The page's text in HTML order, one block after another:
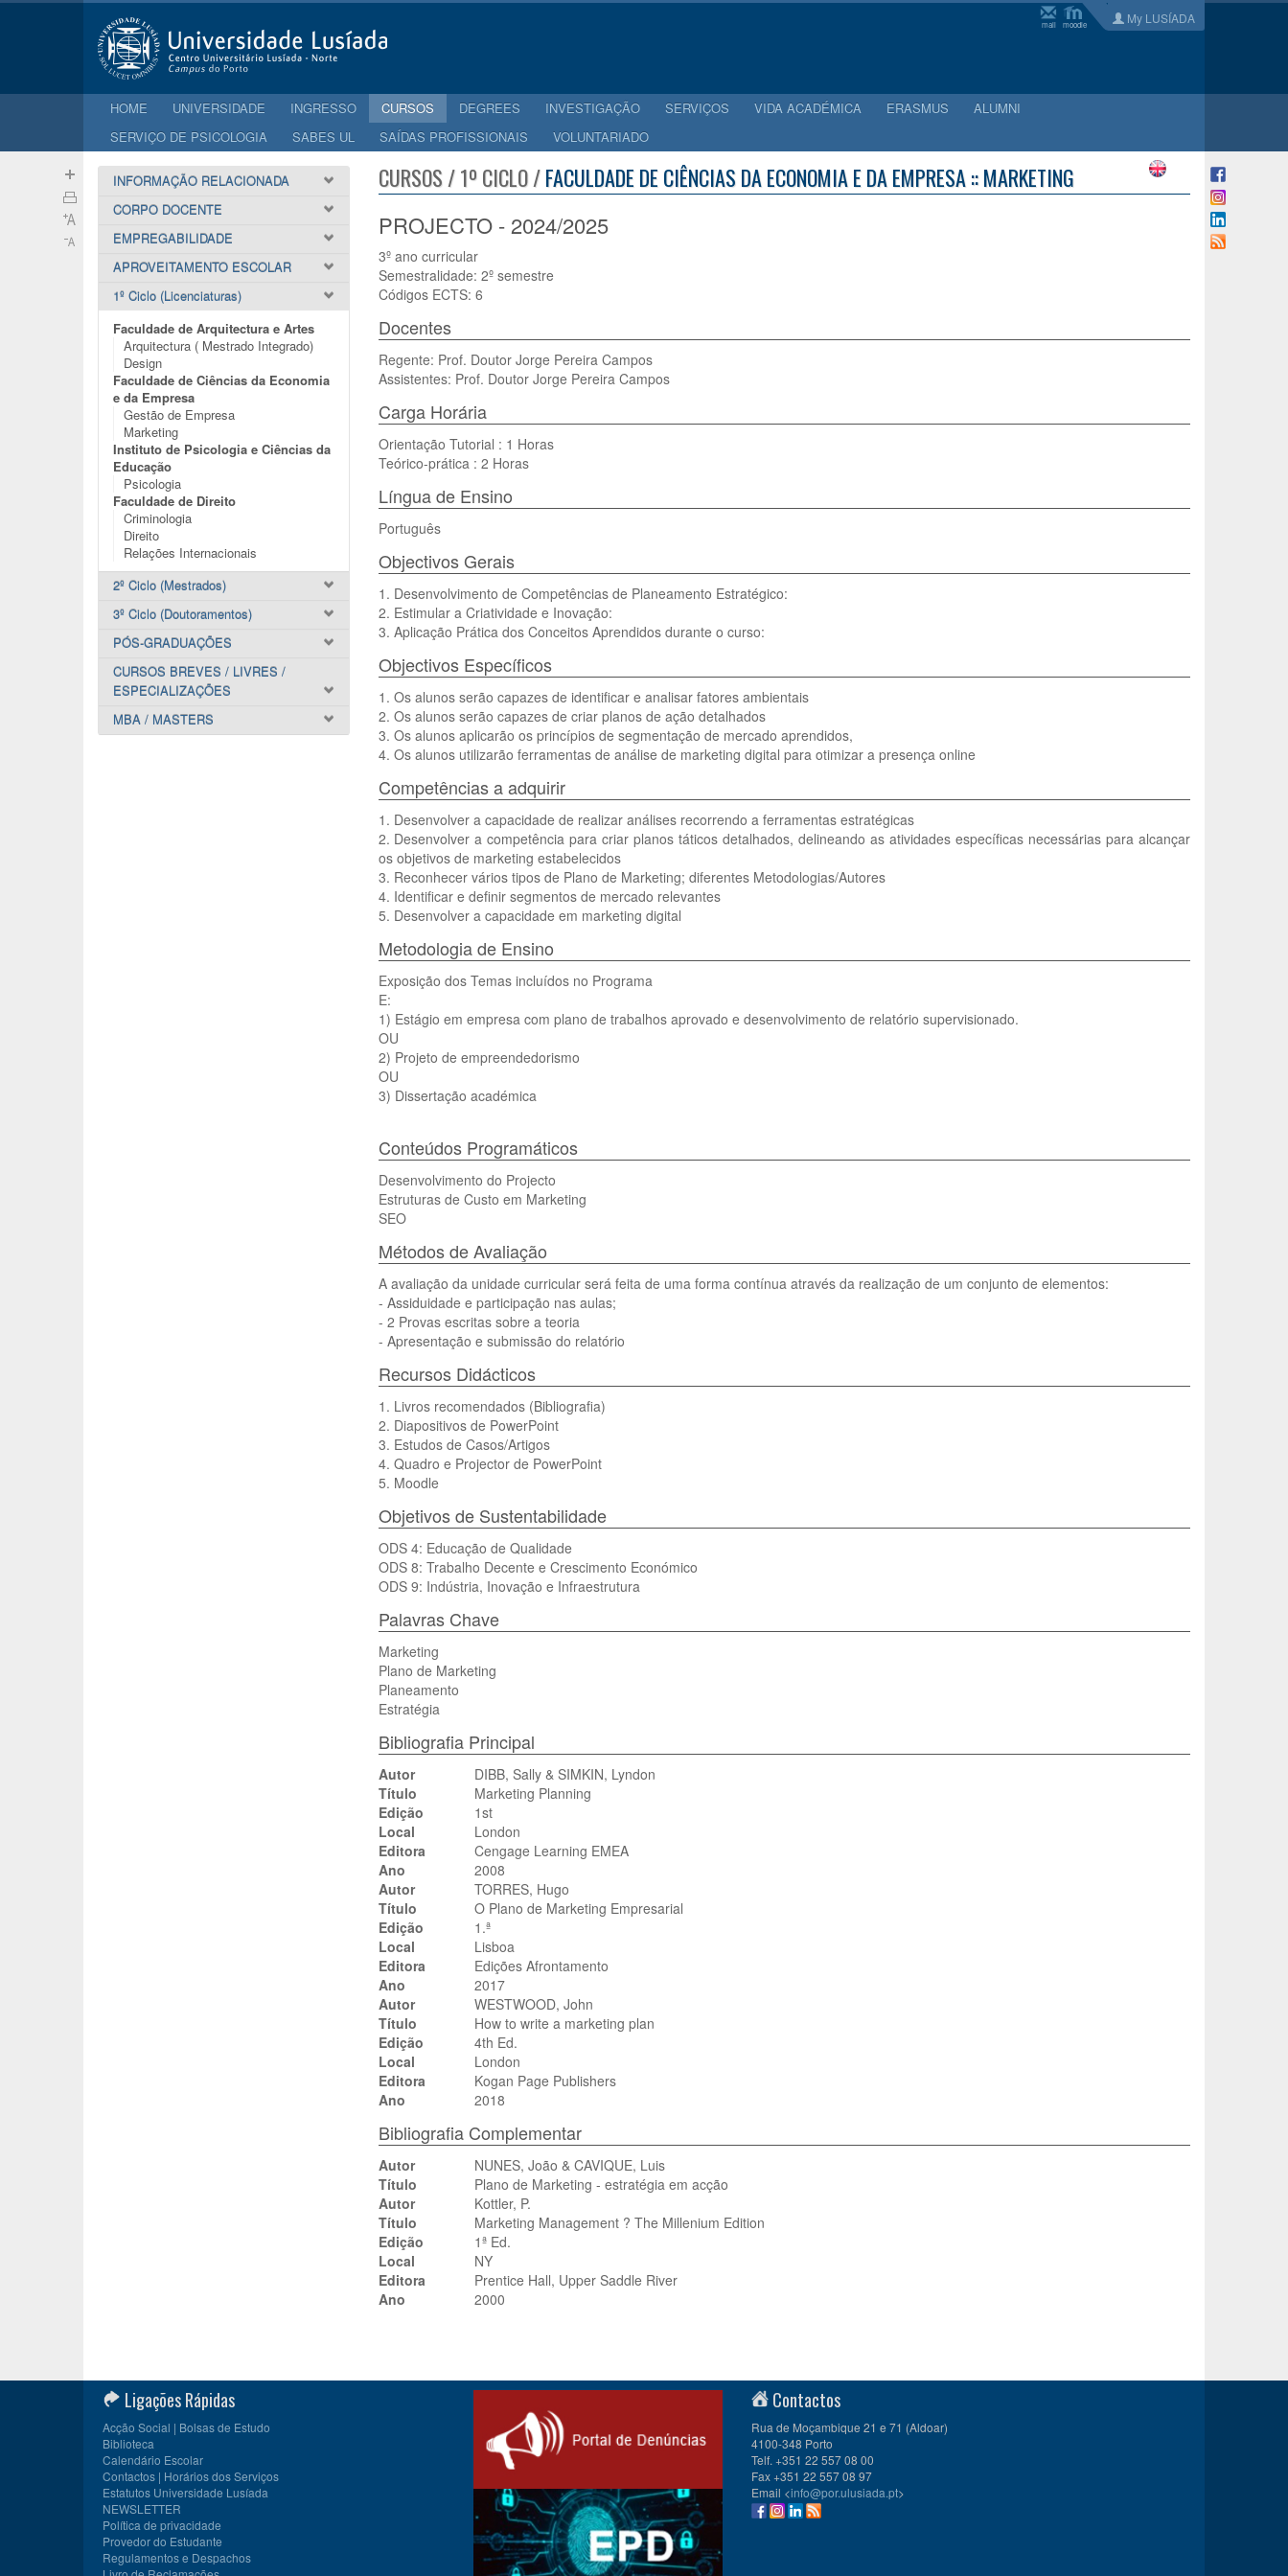
mail moodle My LUSÍADA
HOME UNIVERSIDADE INGRESSO CURSOS DEGREES INVESTIGAÇÃO SERVIÇOS VIDA ACADÉMICA ERASMUS
ALUMNI
SERVIÇO DE PSICOLOGIA
SABES UL SAÍDAS PROFISSIONAIS VOLUNTARIADO
INFORMAÇÃO RELACIONADA
CORPO DOCENTE
EMPREGABILIDADE
APROVEITAMENTO ESCOLAR
1º Ciclo (Licenciaturas)
Faculdade de Arquitectura e Artes
Arquitectura ( Mestrado Integrado)
Design
Faculdade de Ciências da Economia
e da Empresa
Gestão de Empresa
Marketing
Instituto de Psicologia e Ciências da
Educação
Psicologia
Faculdade de Direito
Criminologia
Direito
Relações Internacionais
2º Ciclo (Mestrados)
3º Ciclo (Doutoramentos)
PÓS-GRADUAÇÕES
CURSOS BREVES / LIVRES /
ESPECIALIZAÇÕES
MBA / MASTERS
CURSOS / 1º CICLO /FACULDADE DE CIÊNCIAS DA ECONOMIA E DA EMPRESA :: MARKETING
PROJECTO - 2024/2025
3º ano curricular
Semestralidade: 2º semestre
Códigos ECTS: 6
Docentes
Regente: Prof. Doutor Jorge Pereira Campos
Assistentes: Prof. Doutor Jorge Pereira Campos
Carga Horária
Orientação Tutorial : 1 Horas
Teórico-prática : 2 Horas
Língua de Ensino
Português
Objectivos Gerais
1. Desenvolvimento de Competências de Planeamento Estratégico:
2. Estimular a Criatividade e Inovação:
3. Aplicação Prática dos Conceitos Aprendidos durante o curso:
Objectivos Específicos
1. Os alunos serão capazes de identificar e analisar fatores ambientais
2. Os alunos serão capazes de criar planos de ação detalhados
3. Os alunos aplicarão os princípios de segmentação de mercado aprendidos,
4. Os alunos utilizarão ferramentas de análise de marketing digital para otimizar a presença online
Competências a adquirir
1. Desenvolver a capacidade de realizar análises recorrendo a ferramentas estratégicas
2. Desenvolver a competência para criar planos táticos detalhados, delineando as atividades específicas necessárias para alcançar
os objetivos de marketing estabelecidos
3. Reconhecer vários tipos de Plano de Marketing; diferentes Metodologias/Autores
4. Identificar e definir segmentos de mercado relevantes
5. Desenvolver a capacidade em marketing digital
Metodologia de Ensino
Exposição dos Temas incluídos no Programa
E:
1) Estágio em empresa com plano de trabalhos aprovado e desenvolvimento de relatório supervisionado.
OU
2) Projeto de empreendedorismo
OU
3) Dissertação académica
Conteúdos Programáticos
Desenvolvimento do Projecto
Estruturas de Custo em Marketing
SEO
Métodos de Avaliação
A avaliação da unidade curricular será feita de uma forma contínua através da realização de um conjunto de elementos:
- Assiduidade e participação nas aulas;
- 2 Provas escritas sobre a teoria
- Apresentação e submissão do relatório
Recursos Didácticos
1. Livros recomendados (Bibliografia)
2. Diapositivos de PowerPoint
3. Estudos de Casos/Artigos
4. Quadro e Projector de PowerPoint
5. Moodle
Objetivos de Sustentabilidade
ODS 4: Educação de Qualidade
ODS 8: Trabalho Decente e Crescimento Económico
ODS 9: Indústria, Inovação e Infraestrutura
Palavras Chave
Marketing
Plano de Marketing
Planeamento
Estratégia
Bibliografia Principal
Autor
DIBB, Sally & SIMKIN, Lyndon
Título
Marketing Planning
Edição
1st
Local
London
Editora
Cengage Learning EMEA
Ano
2008
Autor
TORRES, Hugo
Título
O Plano de Marketing Empresarial
Edição
1.ª
Local
Lisboa
Editora
Edições Afrontamento
Ano
2017
Autor
WESTWOOD, John
Título
How to write a marketing plan
Edição
4th Ed.
Local
London
Editora
Kogan Page Publishers
Ano
2018
Bibliografia Complementar
Autor
NUNES, João & CAVIQUE, Luis
Título
Plano de Marketing - estratégia em acção
Autor
Kottler, P.
Título
Marketing Management ? The Millenium Edition
Edição
1ª Ed.
Local
NY
Editora
Prentice Hall, Upper Saddle River
Ano
2000
Ligações Rápidas
Acção Social | Bolsas de Estudo
Biblioteca
Calendário Escolar
Contactos | Horários dos Serviços
Estatutos Universidade Lusíada
NEWSLETTER
Política de privacidade
Provedor do Estudante
Regulamentos e Despachos
Contactos
Rua de Moçambique 21 e 71 (Aldoar)
4100-348 Porto
Telf. +351 22 557 08 00
Fax +351 22 557 08 97
Email <info@por.ulusiada.pt>